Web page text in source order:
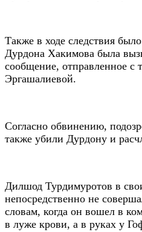
Также в ходе следствия
Дурдона Хакимова была
сообщение, отправленное с
Эргашалиевой.
Согласно обвинению,
также убили Дурдону и
Дилшод Турдимуротов в
непосредственно не
словам, когда он вошел в
в луже крови, а в руках у